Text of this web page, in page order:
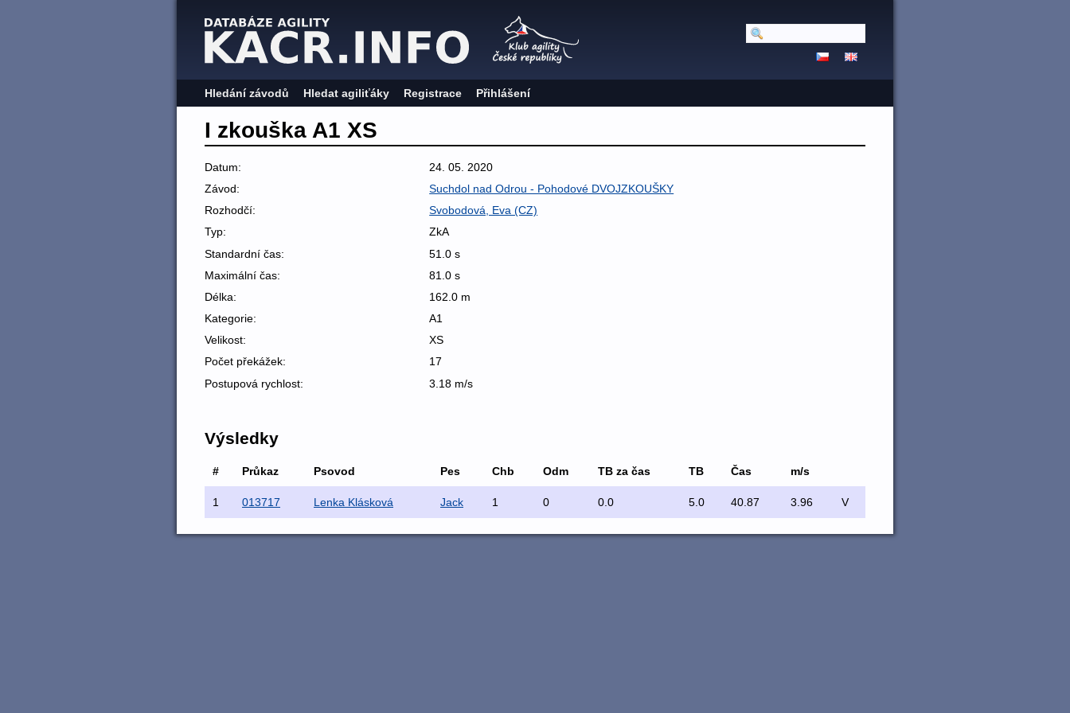
Hledání závodů Hledat agiliťáky Registrace Přihlášení
I zkouška A1 XS
Datum:
24. 05. 2020
Závod:
Suchdol nad Odrou - Pohodové DVOJZKOUŠKY
Rozhodčí:
Svobodová, Eva (CZ)
Typ:
ZkA
Standardní čas:
51.0 s
Maximální čas:
81.0 s
Délka:
162.0 m
Kategorie:
A1
Velikost:
XS
Počet překážek:
17
Postupová rychlost:
3.18 m/s
Výsledky
# Průkaz Psovod Pes Chb Odm TB za čas TB Čas m/s
1 013717 Lenka Klásková Jack 1 0 0.0 5.0 40.87 3.96 V